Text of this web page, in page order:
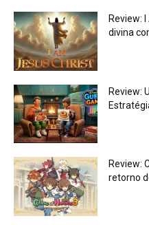
Review:
divina
Review:
Review:
retorno